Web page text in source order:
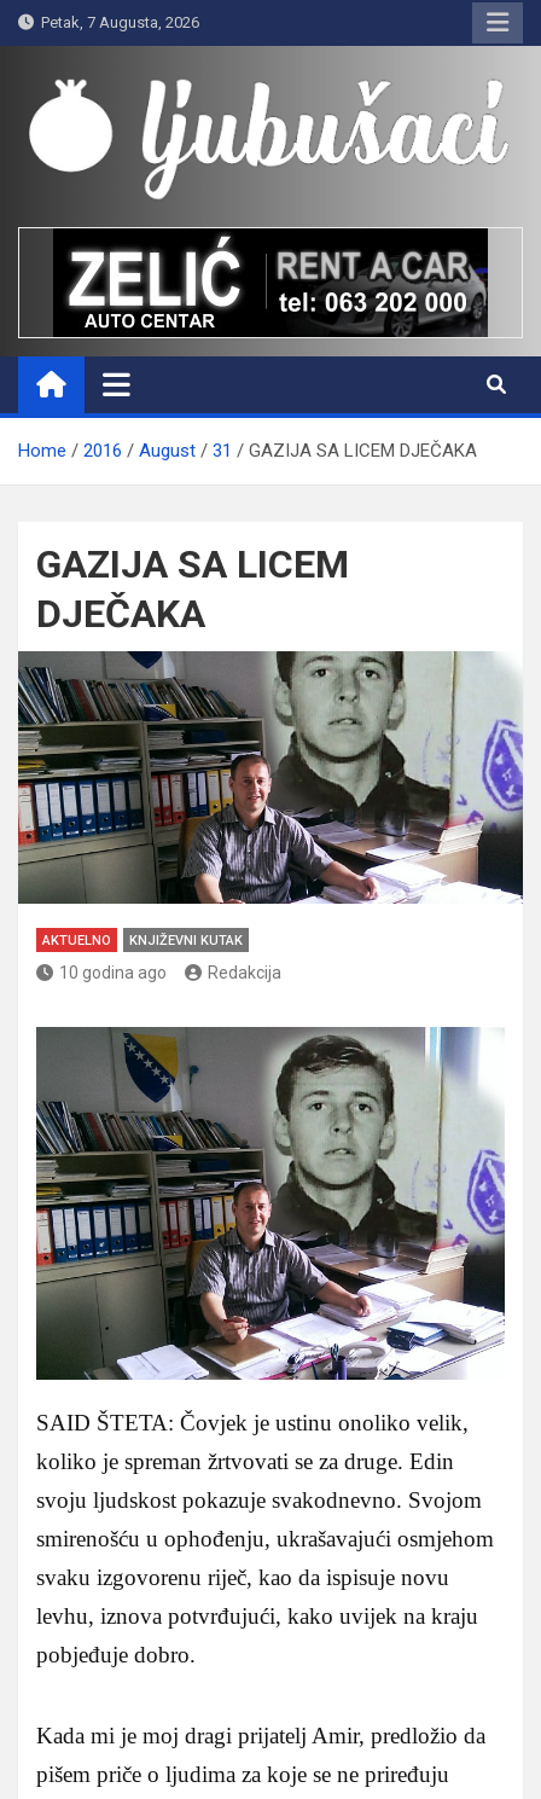
Skip
to
content
Petak, 7 Augusta, 2026
Ljubušaci
Svom voljenom gradu
Home 2016 August 31 GAZIJA SA LICEM DJEČAKA
GAZIJA SA LICEM
DJEČAKA
AKTUELNO KNJIŽEVNI KUTAK
10 godina ago Redakcija
SAID ŠTETA: Čovjek je ustinu onoliko velik,
koliko je spreman žrtvovati se za druge. Edin
svoju ljudskost pokazuje svakodnevno. Svojom
smirenošću u ophođenju, ukrašavajući osmjehom
svaku izgovorenu riječ, kao da ispisuje novu
levhu, iznova potvrđujući, kako uvijek na kraju
pobjeđuje dobro.
Kada mi je moj dragi prijatelj Amir, predložio da
pišem priče o ljudima za koje se ne priređuju